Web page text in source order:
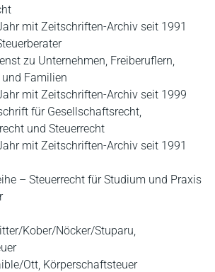
mit Zeitschriften-Archiv seit 1991
zu Unternehmen, Freiberuflern,
Familien
mit Zeitschriften-Archiv seit 1999
für Gesellschaftsrecht,
und Steuerrecht
mit Zeitschriften-Archiv seit 1991
– Steuerrecht für Studium und Praxis
Kober/Nöcker/Stuparu,
Ott, Körperschaftsteuer